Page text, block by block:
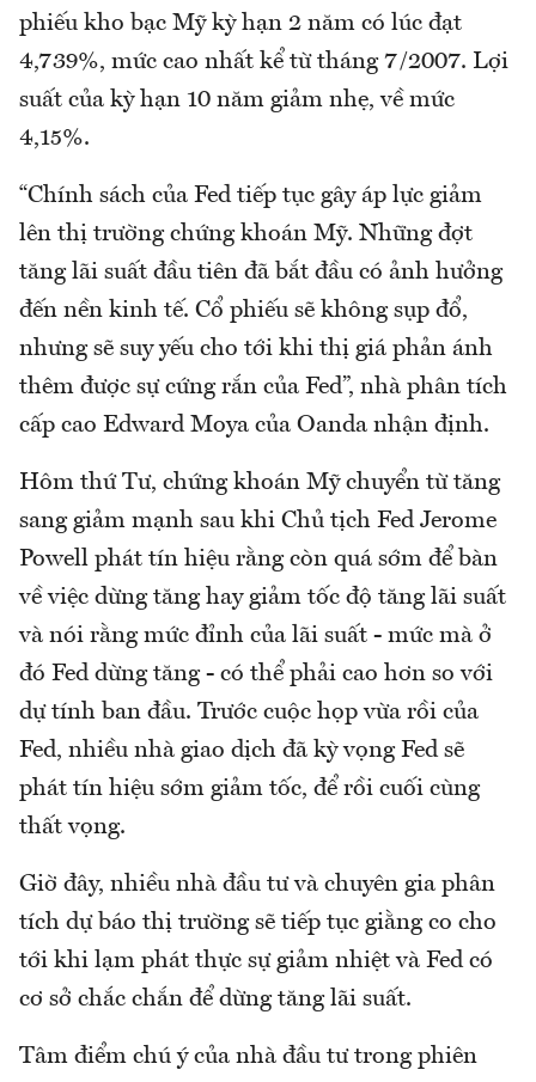
phiếu kho bạc Mỹ kỳ hạn 2 năm có lúc đạt
4,739%, mức cao nhất kể từ tháng 7/2007. Lợi
suất của kỳ hạn 10 năm giảm nhẹ, về mức
4,15%.
“Chính sách của Fed tiếp tục gây áp lực giảm
lên thị trường chứng khoán Mỹ. Những đợt
tăng lãi suất đầu tiên đã bắt đầu có ảnh hưởng
đến nền kinh tế. Cổ phiếu sẽ không sụp đổ,
nhưng sẽ suy yếu cho tới khi thị giá phản ánh
thêm được sự cứng rắn của Fed”, nhà phân tích
cấp cao Edward Moya của Oanda nhận định.
Hôm thứ Tư, chứng khoán Mỹ chuyển từ tăng
sang giảm mạnh sau khi Chủ tịch Fed Jerome
Powell phát tín hiệu rằng còn quá sớm để bàn
về việc dừng tăng hay giảm tốc độ tăng lãi suất
và nói rằng mức đỉnh của lãi suất - mức mà ở
đó Fed dừng tăng - có thể phải cao hơn so với
dự tính ban đầu. Trước cuộc họp vừa rồi của
Fed, nhiều nhà giao dịch đã kỳ vọng Fed sẽ
phát tín hiệu sớm giảm tốc, để rồi cuối cùng
thất vọng.
Giờ đây, nhiều nhà đầu tư và chuyên gia phân
tích dự báo thị trường sẽ tiếp tục giằng co cho
tới khi lạm phát thực sự giảm nhiệt và Fed có
cơ sở chắc chắn để dừng tăng lãi suất.
Tâm điểm chú ý của nhà đầu tư trong phiên